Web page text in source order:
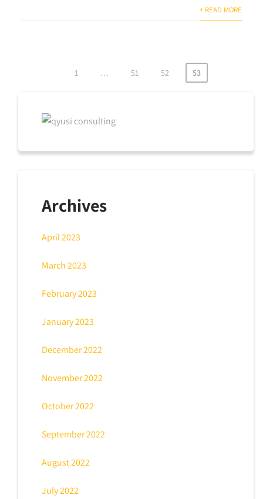
+ READ MORE
1 … 51 52 53
Archives
April 2023
March 2023
February 2023
January 2023
December 2022
November 2022
October 2022
September 2022
August 2022
July 2022